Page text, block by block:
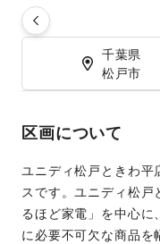
千葉県
松戸市
区画について
ユニディ松戸ときわ平
スです。ユニディ松戸
るほど家電」を中心
に必要不可欠な商品